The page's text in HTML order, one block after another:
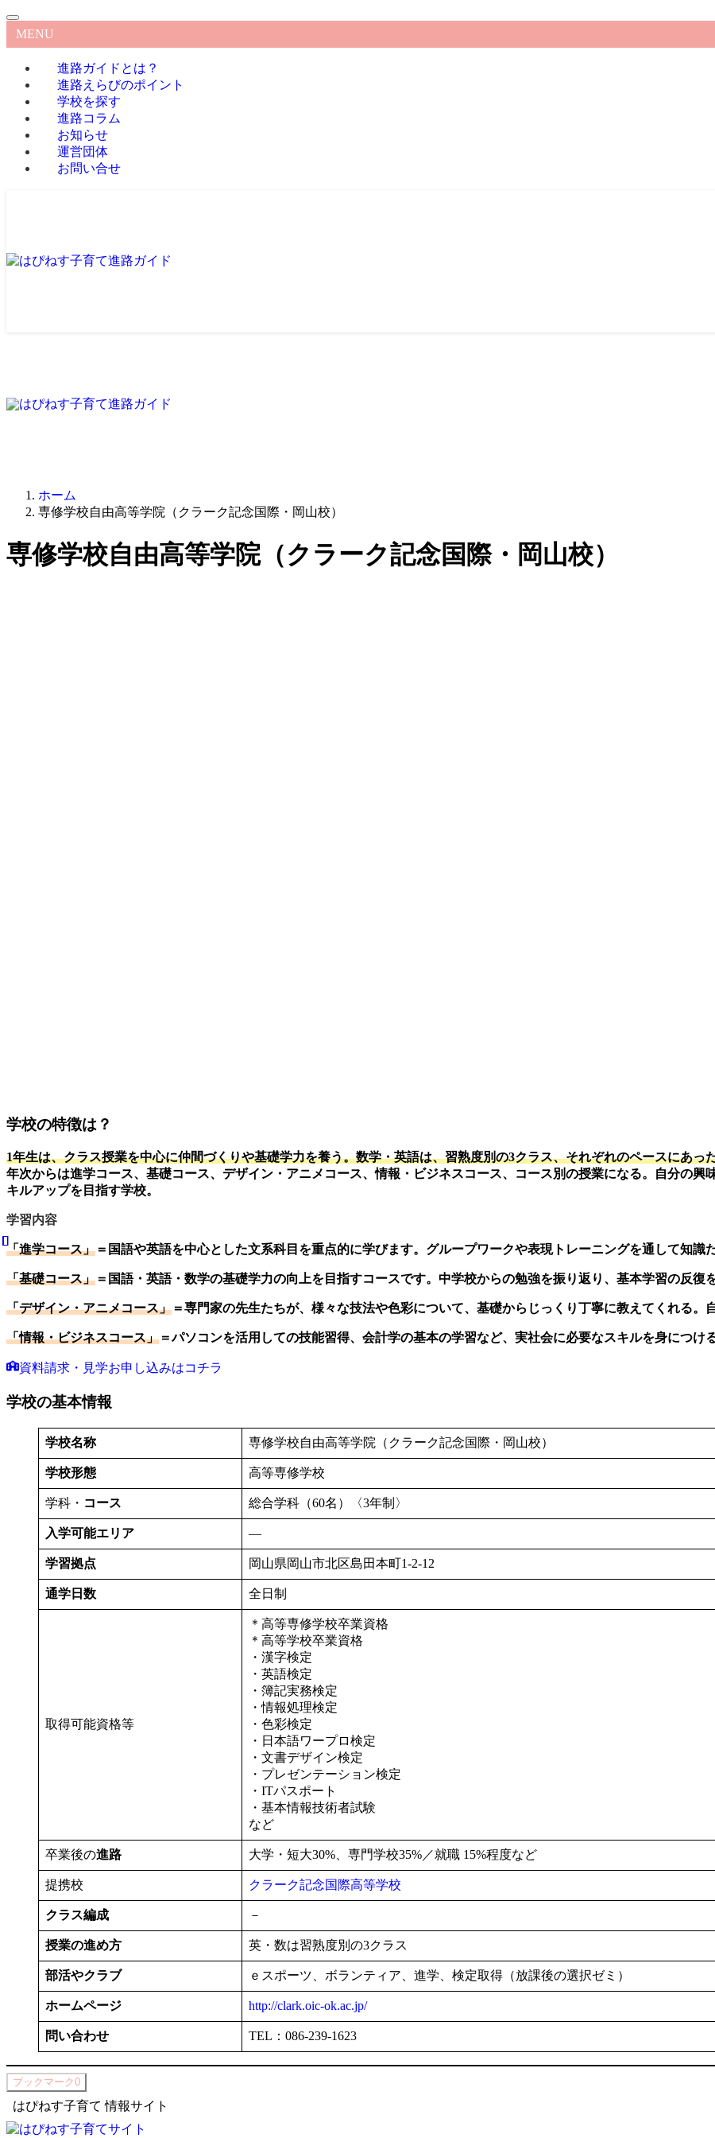
MENU
進路ガイドとは？
進路えらびのポイント
学校を探す
進路コラム
お知らせ
運営団体
お問い合せ
ホーム
専修学校自由高等学院（クラーク記念国際・岡山校）
専修学校自由高等学院（クラーク記念国際・岡山校）
学校の特徴は？
1年生は、クラス授業を中心に仲間づくりや基礎学力を養う。数学・英語は、習熟度別の3クラス、それぞれのペースにあ
年次からは進学コース、基礎コース、デザイン・アニメコース、情報・ビジネスコース、コース別の授業になる。自分の
キルアップを目指す学校。
学習内容
「進学コース」＝国語や英語を中心とした文系科目を重点的に学びます。グループワークや表現トレーニングを通して知識
「基礎コース」＝国語・英語・数学の基礎学力の向上を目指すコースです。中学校からの勉強を振り返り、基本学習の反復
「デザイン・アニメコース」＝専門家の先生たちが、様々な技法や色彩について、基礎からじっくり丁寧に教えてくれる。
「情報・ビジネスコース」＝パソコンを活用しての技能習得、会計学の基本の学習など、実社会に必要なスキルを身につけ
資料請求・見学お申し込みはコチラ
学校の基本情報
学校名称 専修学校自由高等学院（クラーク記念国際・岡山校）
学校形態 高等専修学校
学科・ コース 総合学科（60名）〈3年制〉
入学可能エリア —
学習拠点 岡山県岡山市北区島田本町1-2-12
通学日数 全日制
取得可能資格等
＊高等専修学校卒業資格
＊高等学校卒業資格
・漢字検定
・英語検定
・簿記実務検定
・情報処理検定
・色彩検定
・日本語ワープロ検定
・文書デザイン検定
・プレゼンテーション検定
・ITパスポート
・基本情報技術者試験
など
卒業後の進路 大学・短大30%、専門学校35%／就職 15%程度など
提携校 クラーク記念国際高等学校
クラス編成 －
授業の進め方 英・数は習熟度別の3クラス
部活やクラブ ｅスポーツ、ボランティア、進学、検定取得（放課後の選択ゼミ）
ホームページ http://clark.oic-ok.ac.jp/
問い合わせ TEL：086-239-1623
ブックマーク0
はぴねす子育て 情報サイト